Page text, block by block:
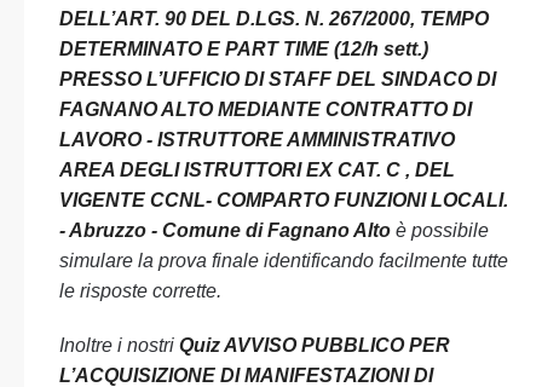
DELL’ART. 90 DEL D.LGS. N. 267/2000, TEMPO
DETERMINATO E PART TIME (12/h sett.)
PRESSO L’UFFICIO DI STAFF DEL SINDACO DI
FAGNANO ALTO MEDIANTE CONTRATTO DI
LAVORO - ISTRUTTORE AMMINISTRATIVO
AREA DEGLI ISTRUTTORI EX CAT. C , DEL
VIGENTE CCNL- COMPARTO FUNZIONI LOCALI.
- Abruzzo - Comune di Fagnano Alto è possibile
simulare la prova finale identificando facilmente tutte
le risposte corrette.
Inoltre i nostri Quiz AVVISO PUBBLICO PER
L’ACQUISIZIONE DI MANIFESTAZIONI DI